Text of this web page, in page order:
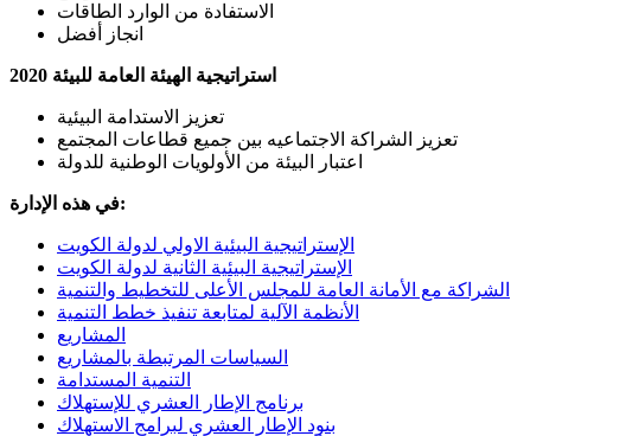
الاستفادة من الوارد الطاقات
انجاز أفضل
استراتيجية الهيئة العامة للبيئة 2020
تعزيز الاستدامة البيئية
تعزيز الشراكة الاجتماعيه بين جميع قطاعات المجتمع
اعتبار البيئة من الأولويات الوطنية للدولة
في هذه الإدارة:
الإستراتيجية البيئية الاولي لدولة الكويت
الإستراتيجية البيئية الثانية لدولة الكويت
الشراكة مع الأمانة العامة للمجلس الأعلى للتخطيط والتنمية
الأنظمة الآلية لمتابعة تنفيذ خطط التنمية
المشاريع
السياسات المرتبطة بالمشاريع
التنمية المستدامة
برنامج الإطار العشري للإستهلاك
بنود الإطار العشري لبرامج الاستهلاك